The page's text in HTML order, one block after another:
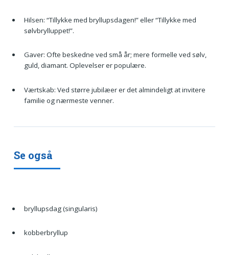
Hilsen: “Tillykke med bryllupsdagen!” eller “Tillykke med
sølvbrylluppet!”.
Gaver: Ofte beskedne ved små år; mere formelle ved sølv,
guld, diamant. Oplevelser er populære.
Værtskab: Ved større jubilæer er det almindeligt at invitere
familie og nærmeste venner.
Se også
bryllupsdag (singularis)
kobberbryllup